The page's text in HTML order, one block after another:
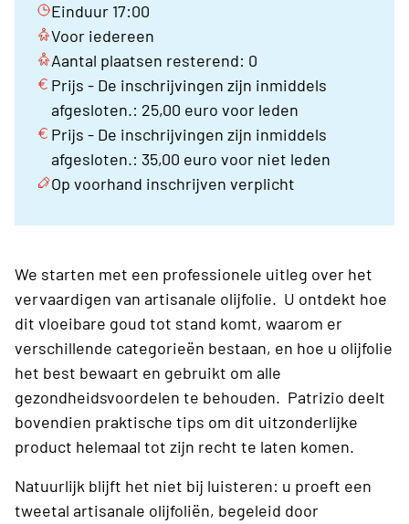
Einduur 17:00
Voor iedereen
Aantal plaatsen resterend: 0
Prijs - De inschrijvingen zijn inmiddels
afgesloten.: 25,00 euro voor leden
Prijs - De inschrijvingen zijn inmiddels
afgesloten.: 35,00 euro voor niet leden
Op voorhand inschrijven verplicht
We starten met een professionele uitleg over het
vervaardigen van artisanale olijfolie. U ontdekt hoe
dit vloeibare goud tot stand komt, waarom er
verschillende categorieën bestaan, en hoe u olijfolie
het best bewaart en gebruikt om alle
gezondheidsvoordelen te behouden. Patrizio deelt
bovendien praktische tips om dit uitzonderlijke
product helemaal tot zijn recht te laten komen.
Natuurlijk blijft het niet bij luisteren: u proeft een
tweetal artisanale olijfoliën, begeleid door